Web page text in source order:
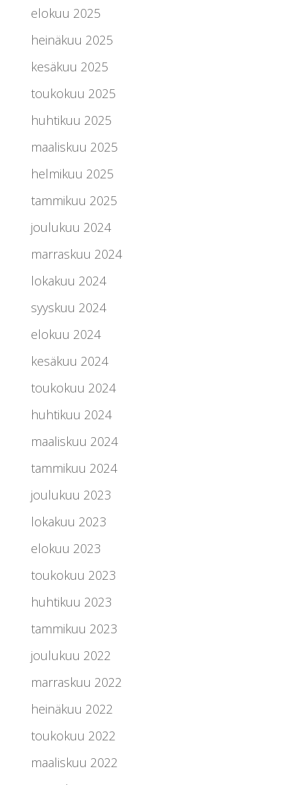
elokuu 2025
heinäkuu 2025
kesäkuu 2025
toukokuu 2025
huhtikuu 2025
maaliskuu 2025
helmikuu 2025
tammikuu 2025
joulukuu 2024
marraskuu 2024
lokakuu 2024
syyskuu 2024
elokuu 2024
kesäkuu 2024
toukokuu 2024
huhtikuu 2024
maaliskuu 2024
tammikuu 2024
joulukuu 2023
lokakuu 2023
elokuu 2023
toukokuu 2023
huhtikuu 2023
tammikuu 2023
joulukuu 2022
marraskuu 2022
heinäkuu 2022
toukokuu 2022
maaliskuu 2022